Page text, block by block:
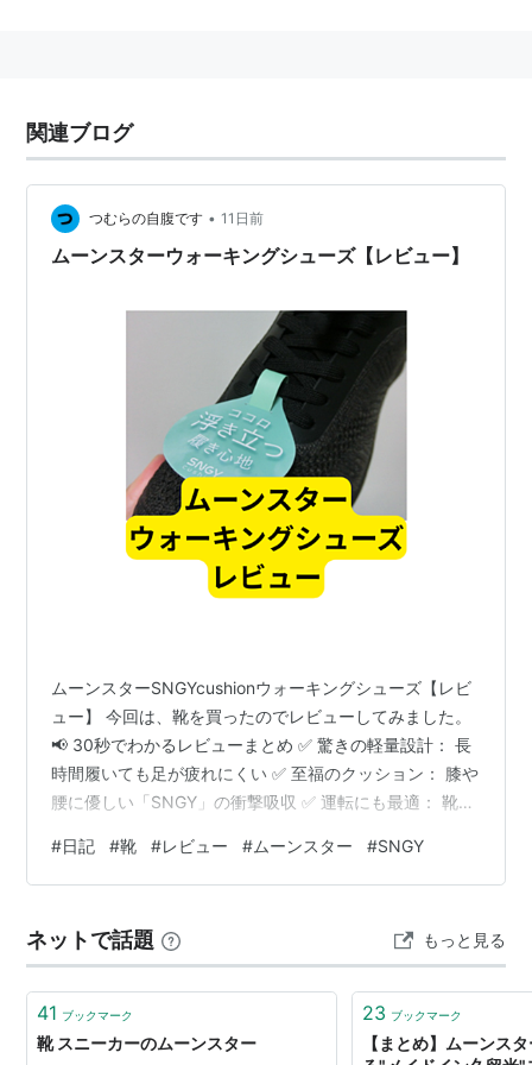
関連ブログ
つむらの自腹です • 11日前
ムーンスターウォーキングシューズ【レビュー】
ムーンスターSNGYcushionウォーキングシューズ【レビ
ュー】 今回は、靴を買ったのでレビューしてみました。
📢 30秒でわかるレビューまとめ ✅ 驚きの軽量設計： 長
時間履いても足が疲れにくい ✅ 至福のクッション： 膝や
腰に優しい「SNGY」の衝撃吸収 ✅ 運転にも最適： 靴底
の感触が少し浅め。好みは分かれるかも？ 「歩く」と
「走る（車）」を両立させるコスパ最強靴！ ムーンスタ
30秒でわかるレビューまとめ ムーンスター
SNGYcushionウォーキングシューズ 買ってみ…
#日記 #靴 #レビュー #ムーンスター #SNGY
ネットで話題 もっと見る
41 ブックマーク
靴 スニーカーのムーンスター
23 ブックマーク
【まとめ】ムーンス